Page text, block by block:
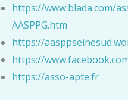
https://www.blada.com/
AASPPG.htm
https://
https://
https://asso-apte.fr